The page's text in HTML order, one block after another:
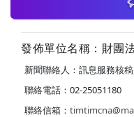
發佈單位名稱：財團
新聞聯絡人：訊息服務核
聯絡電話：02-25051180
聯絡信箱：